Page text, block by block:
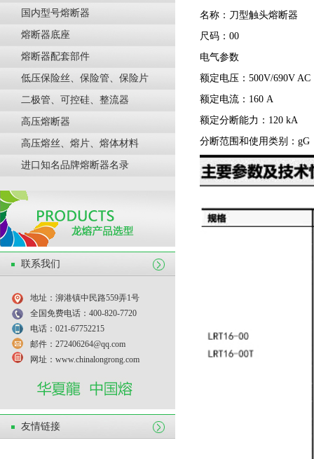
国内型号熔断器
熔断器底座
熔断器配套部件
低压保险丝、保险管、保险片
二极管、可控硅、整流器
高压熔断器
高压熔丝、熔片、熔体材料
进口知名品牌熔断器名录
联系我们
地址：泖港镇中民路559弄1号
全国免费电话：400-820-7720
电话：021-67752215
邮件：272406264@qq.com
网址：www.chinalongrong.com
友情链接
名称：刀型触头熔断器
尺码：00
电气参数
额定电压： 500V/690V AC
额定电流：160 A
额定分断能力：120 kA
分断范围和使用类别：